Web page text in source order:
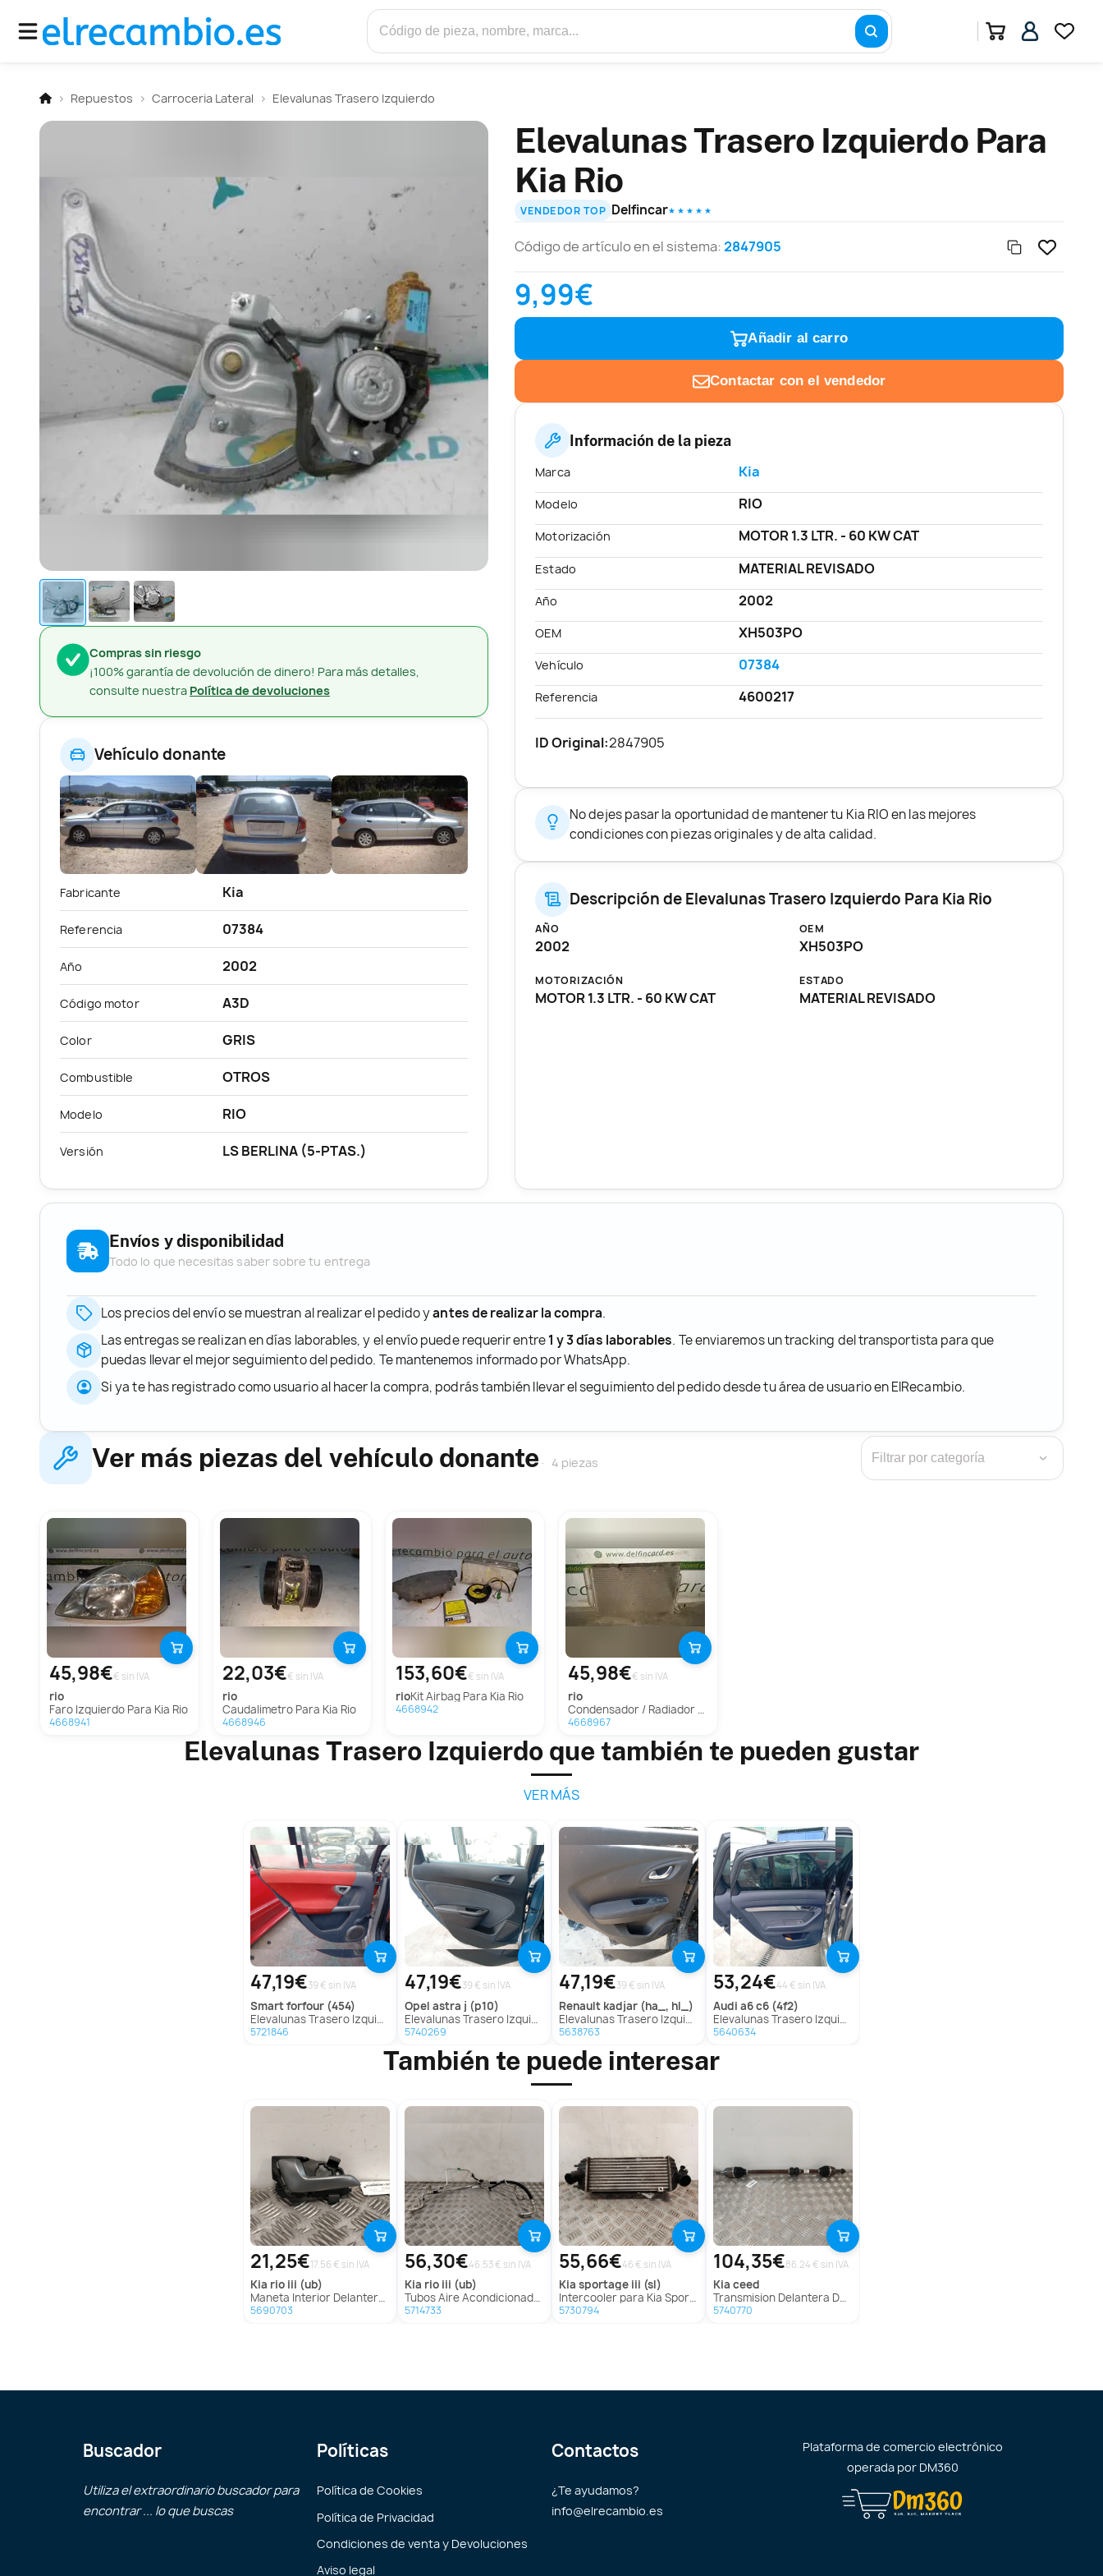
Repuestos Carroceria Lateral Elevalunas Trasero Izquierdo
Compras sin riesgo
¡100% garantía de devolución de dinero! Para más detalles,
consulte nuestra Política de devoluciones
Vehículo donante
Fabricante Kia
Referencia 07384
Año 2002
Código motor A3D
Color GRIS
Combustible OTROS
Modelo RIO
Versión LS BERLINA (5-PTAS.)
Elevalunas Trasero Izquierdo Para
Kia Rio
VENDEDOR TOP Delfincar★ ★ ★ ★ ★
Código de artículo en el sistema:2847905
9,99€
Añadir al carro
Contactar con el vendedor
Información de la pieza
Marca Kia
Modelo RIO
Motorización MOTOR 1.3 LTR. - 60 KW CAT
Estado MATERIAL REVISADO
Año 2002
OEM XH503PO
Vehículo 07384
Referencia 4600217
ID Original:2847905
No dejes pasar la oportunidad de mantener tu Kia RIO en las mejores
condiciones con piezas originales y de alta calidad.
Descripción de Elevalunas Trasero Izquierdo Para Kia Rio
AÑO
2002
OEM
XH503PO
MOTORIZACIÓN
MOTOR 1.3 LTR. - 60 KW CAT
ESTADO
MATERIAL REVISADO
Envíos y disponibilidad
Todo lo que necesitas saber sobre tu entrega
Los precios del envío se muestran al realizar el pedido yantes de realizar la compra.
Las entregas se realizan en días laborables, y el envío puede requerir entre1 y 3 días laborables. Te enviaremos un tracking del transportista para que
puedas llevar el mejor seguimiento del pedido. Te mantenemos informado por WhatsApp.
Si ya te has registrado como usuario al hacer la compra, podrás también llevar el seguimiento del pedido desde tu área de usuario en ElRecambio.
Ver más piezas del vehículo donante 4 piezas ›
45,98€€ sin IVA
rio
Faro Izquierdo Para Kia Rio
4668941
22,03€€ sin IVA
rio
Caudalimetro Para Kia Rio
4668946
153,60€€ sin IVA
rio Kit Airbag Para Kia Rio
4668942
45,98€€ sin IVA
rio
Condensador / Radiador Aire Acondicionado Para Kia Rio
4668967
Elevalunas Trasero Izquierdo que también te pueden gustar
VER MÁS
47,19€39 € sin IVA
smartforfour (454)
Elevalunas Trasero Izquierdo para Smart Forfour (454)
5721846
47,19€39 € sin IVA
opel astra j (p10)
Elevalunas Trasero Izquierdo para Opel Astra J (P10)
5740269
47,19€39 € sin IVA
renault kadjar (ha_, hl_)
Elevalunas Trasero Izquierdo para Renault Kadjar (Ha_, Hl_)
5638763
53,24€44 € sin IVA
audi a6 c6 (4f2)
Elevalunas Trasero Izquierdo para Audi A6 C6 (4F2)
5640634
También te puede interesar
21,25€17.56 € sin IVA
kia rio iii (ub)
Maneta Interior Delantera Izquierda para Kia Rio Iii (Ub)
5690703
56,30€46.53 € sin IVA
kia rio iii (ub)
Tubos Aire Acondicionado para Kia Rio Iii (Ub)
5714733
55,66€46 € sin IVA
kia sportage iii (sl)
Intercooler para Kia Sportage Iii (Sl)
5730794
104,35€86.24 € sin IVA
kia ceed
Transmision Delantera Derecha para Kia Ceed
5740770
Buscador
Utiliza el extraordinario buscador para
encontrar ... lo que buscas
Políticas
Política de Cookies
Política de Privacidad
Condiciones de venta y Devoluciones
Aviso legal
Contactos
¿Te ayudamos?
info@elrecambio.es
Plataforma de comercio electrónico
operada por DM360